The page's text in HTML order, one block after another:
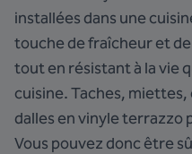
installées dans une
touche de fraîcheur et
tout en résistant à la vie
cuisine. Taches,
dalles en vinyle
Vous pouvez donc être